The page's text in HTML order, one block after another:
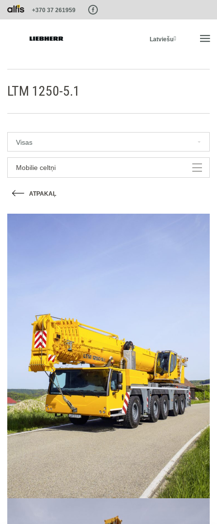
Paste this code as high in the of the page as possible:
+370 37 261959
Latviešu
PAKALPOJUMI UN RISINĀJUMI
KONTAKTI
LTM 1250-5.1
Visas
Mobilie celtņi
ATPAKAĻ